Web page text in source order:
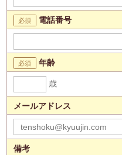
電話番号
年齢
歳
メールアドレス
備考